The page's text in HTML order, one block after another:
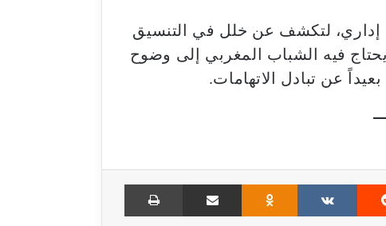
إداري، لتكشف عن خلل في التنسيق
فيه الشباب المغربي إلى وضوح
عن تبادل الاتهامات.
Reddit
VKontakte
Odnoklassniki
Share via Email
Print